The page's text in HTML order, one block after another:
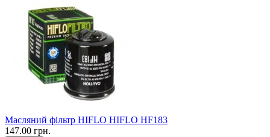
Масляний фільтр HIFLO HIFLO HF183
147.00 грн.